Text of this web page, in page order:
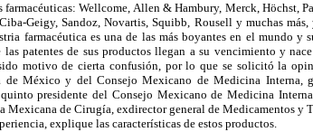
farmacéuticas: Wellcome, Allen & Hambury, Merck, Höchst,
Geigy, Sandoz, Novartis, Squibb, Rousell y muchas
farmacéutica es una de las más boyantes en el mundo y
patentes de sus productos llegan a su vencimiento y
motivo de cierta confusión, por lo que se solicitó la
México y del Consejo Mexicano de Medicina Interna,
presidente del Consejo Mexicano de Medicina
de Cirugía, exdirector general de Medicamentos y
explique las características de estos productos.